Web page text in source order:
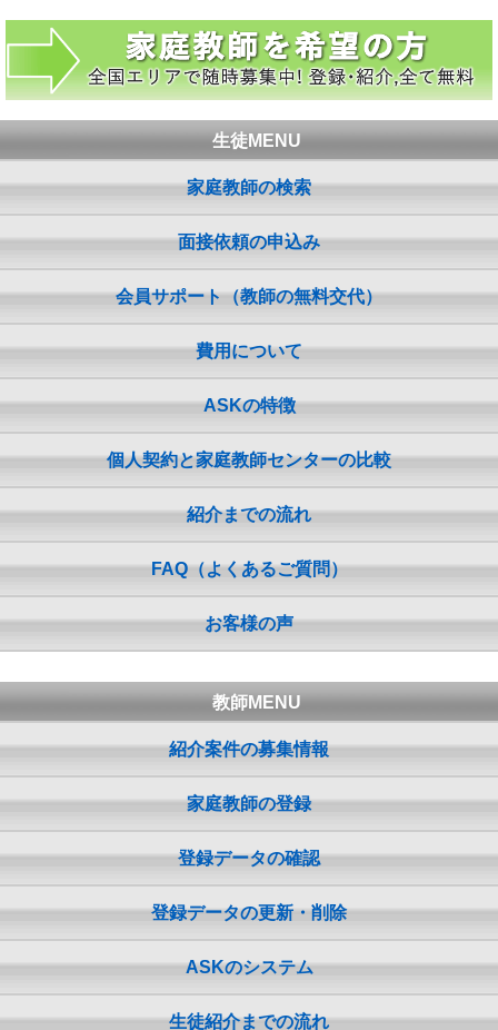
生徒MENU
家庭教師の検索
面接依頼の申込み
会員サポート（教師の無料交代）
費用について
ASKの特徴
個人契約と家庭教師センターの比較
紹介までの流れ
FAQ（よくあるご質問）
お客様の声
教師MENU
紹介案件の募集情報
家庭教師の登録
登録データの確認
登録データの更新・削除
ASKのシステム
生徒紹介までの流れ